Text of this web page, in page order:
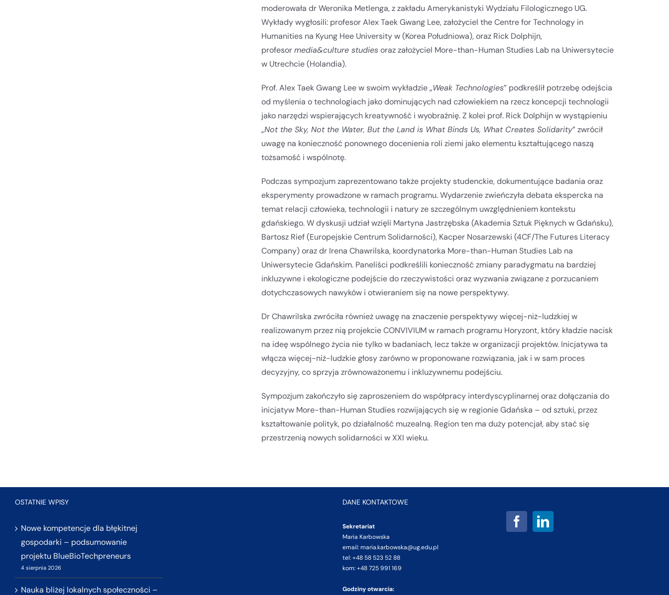
moderowała dr Weronika Metlenga, z zakładu Amerykanistyki Wydziału Filologicznego UG.
Wykłady wygłosili: profesor Alex Taek Gwang Lee, założyciel the Centre for Technology in
Humanities na Kyung Hee University w (Korea Południowa), oraz Rick Dolphijn,
profesormedia&culture studiesoraz założyciel More-than-Human Studies Lab na Uniwersytecie
w Utrechcie (Holandia).
Prof. Alex Taek Gwang Lee w swoim wykładzie „Weak Technologies” podkreślił potrzebę odejścia
od myślenia o technologiach jako dominujących nad człowiekiem na rzecz koncepcji technologii
jako narzędzi wspierających kreatywność i wyobraźnię. Z kolei prof. Rick Dolphijn w wystąpieniu
„Not the Sky, Not the Water, But the Land is What Binds Us, What Creates Solidarity” zwrócił
uwagę na konieczność ponownego docenienia roli ziemi jako elementu kształtującego naszą
tożsamość i wspólnotę.
Podczas sympozjum zaprezentowano także projekty studenckie, dokumentujące badania oraz
eksperymenty prowadzone w ramach programu. Wydarzenie zwieńczyła debata ekspercka na
temat relacji człowieka, technologii i natury ze szczególnym uwzględnieniem kontekstu
gdańskiego. W dyskusji udział wzięli Martyna Jastrzębska (Akademia Sztuk Pięknych w Gdańsku),
Bartosz Rief (Europejskie Centrum Solidarności), Kacper Nosarzewski (4CF/The Futures Literacy
Company) oraz dr Irena Chawrilska, koordynatorka More-than-Human Studies Lab na
Uniwersytecie Gdańskim. Paneliści podkreślili konieczność zmiany paradygmatu na bardziej
inkluzywne i ekologiczne podejście do rzeczywistości oraz wyzwania związane z porzucaniem
dotychczasowych nawyków i otwieraniem się na nowe perspektywy.
Dr Chawrilska zwróciła również uwagę na znaczenie perspektywy więcej-niż-ludzkiej w
realizowanym przez nią projekcie CONVIVIUM w ramach programu Horyzont, który kładzie nacisk
na ideę wspólnego życia nie tylko w badaniach, lecz także w organizacji projektów. Inicjatywa ta
włącza więcej-niż-ludzkie głosy zarówno w proponowane rozwiązania, jak i w sam proces
decyzyjny, co sprzyja zrównoważonemu i inkluzywnemu podejściu.
Sympozjum zakończyło się zaproszeniem do współpracy interdyscyplinarnej oraz dołączania do
inicjatyw More-than-Human Studies rozwijających się w regionie Gdańska – od sztuki, przez
kształtowanie polityk, po działalność muzealną. Region ten ma duży potencjał, aby stać się
przestrzenią nowych solidarności w XXI wieku.
OSTATNIE WPISY
Nowe kompetencje dla błękitnej
gospodarki – podsumowanie
projektu BlueBioTechpreneurs
4 sierpnia 2026
Nauka bliżej lokalnych społeczności –
DANE KONTAKTOWE
Sekretariat
Maria Karbowska
email: maria.karbowska@ug.edu.pl
tel: +48 58 523 52 88
kom: +48 725 991 169
Godziny otwarcia: